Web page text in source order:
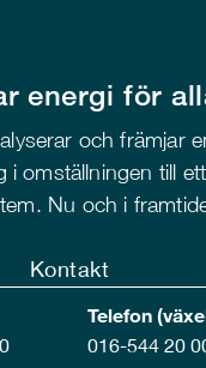
energi för
och främjar
i omställningen till
Nu och i
Kontakt
Telefon
016-544 20